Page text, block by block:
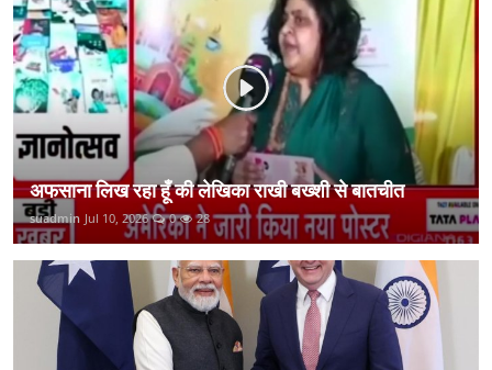
कानून
राजनीति
वीडियो
अफसाना लिख रहा हूँ की लेखिका राखी बख्शी से बातचीत
suadmin Jul 10, 2026 0 28